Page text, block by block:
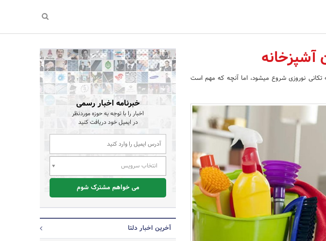
با فرارسیدن سال نو خانه تکانی نوروزی شروع می‎شود، اما آنچه که مهم است
خبرنامه اخبار رسمی
اخبار را با توجه به حوزه موردنظر
در ایمیل خود دریافت کنید
انتخاب سرویس
می خواهم مشترک شوم
آخرین اخبار دلتا